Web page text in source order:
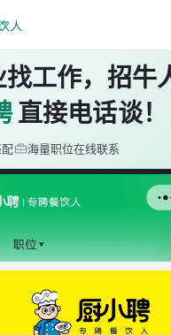
工作，招牛
直接电话谈！
海量职位在线联系